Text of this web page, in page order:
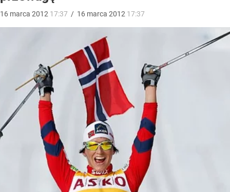
16 marca 2012 17:37 / 16 marca 2012 17:37